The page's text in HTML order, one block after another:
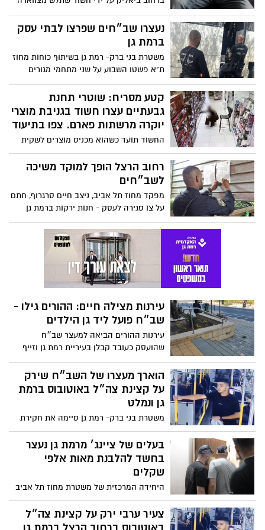
רשת פארם, בשווי אלפי שקלים
רחוב הרצל הופך למוקד משיכה
לשב״חים
מפקד מחוז תל אביב, ניצב חיים סרגרוף, חתם
על צו סגירה לעסק - חנות ירקות ברמת גן
עירנות מצילה חיים: ההורים גילו -
שב״ח פועל ליד גן הילדים
עירנות ההורים הביאה למעצר שב״ח
שהועסק כעובד קבלן בעיריית רמת גן וזייף
הוארך מעצרו של השב״ח שירק
על קצינת צה״ל באוטובוס ברמת
גן ונמלט
משטרת בני ברק- רמת גן סיימה את חקירת
השב״ח; יחידת התביעות של משטרת מחוז
ת"א הגישה כתב אישום נגד החשוד ובקשה
למעצרו עד תום ההליכים
בעלים של ציינג׳ מרמת גן נעצר
בחשד להלבנת מאות אלפי
שקלים
היחידה המרכזית של משטרת מחוז תל אביב
ביניהם בני משפחה וחבר בארגון פשיעה
צעיר ערבי ירק על קצינת צה״ל
באוטובוס ברחוב הרצל ברמת גן
ונמלט
קצינה שהייתה בדרכה לבסיס השלישות
נקלטו במצלמת האוטובוס. המשטרה חוקרת
שלושה חשודים נעצרו בעקבות
הונאת קשישים ברמת גן